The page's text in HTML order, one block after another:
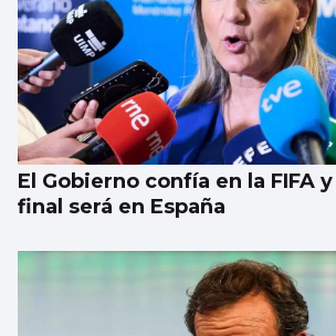
El Gobierno confía en la FIFA
final será en España